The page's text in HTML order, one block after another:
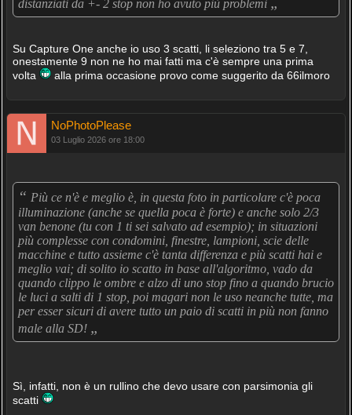
distanziati da +- 2 stop non ho avuto più problemi
Su Capture One anche io uso 3 scatti, li seleziono tra 5 e 7,
onestamente 9 non ne ho mai fatti ma c'è sempre una prima
volta
alla prima occasione provo come suggerito da 66ilmoro
NoPhotoPlease
03 Luglio 2026 ore 18:00
“ Più ce n'è e meglio è, in questa foto in particolare c'è poca
illuminazione (anche se quella poca è forte) e anche solo 2/3
van benone (tu con 1 ti sei salvato ad esempio); in situazioni
più complesse con condomini, finestre, lampioni, scie delle
macchine e tutto assieme c'è tanta differenza e più scatti hai e
meglio vai; di solito io scatto in base all'algoritmo, vado da
quando clippo le ombre e alzo di uno stop fino a quando brucio
le luci a salti di 1 stop, poi magari non le uso neanche tutte, ma
per esser sicuri di avere tutto un paio di scatti in più non fanno
male alla SD! „
Sì, infatti, non è un rullino che devo usare con parsimonia gli
scatti